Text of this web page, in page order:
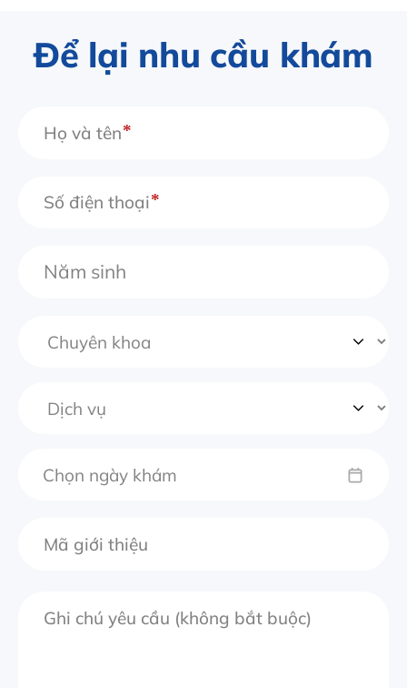
Để lại nhu cầu khám
Họ và tên
Số điện thoại
Chọn ngày khám